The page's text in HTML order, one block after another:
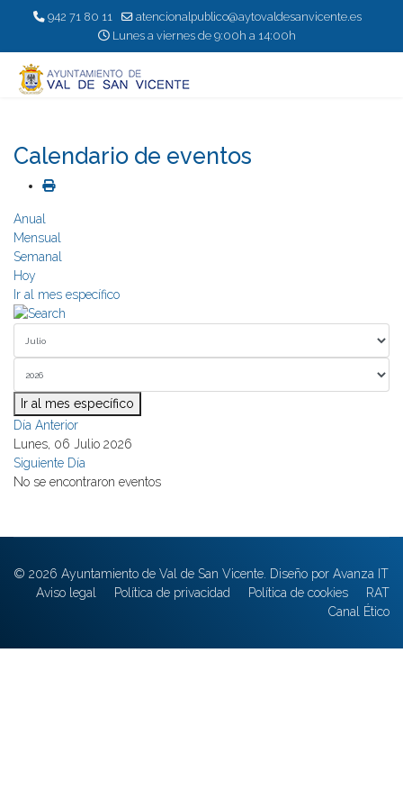
942 71 80 11
atencionalpublico@aytovaldesanvicente.es
Lunes a viernes de 9:00h a 14:00h
Calendario de eventos
Anual
Mensual
Semanal
Hoy
Ir al mes específico
Ir al mes específico
Día Anterior
Lunes, 06 Julio 2026
Siguiente Día
No se encontraron eventos
© 2026 Ayuntamiento de Val de San Vicente. Diseño por Avanza IT
Aviso legal
Política de privacidad Política de cookies
RAT
Canal Ético